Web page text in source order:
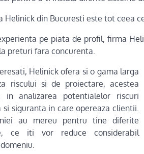
Helinick din Bucuresti este tot ceea
pe piata de profil, firma
preturi fara concurenta.
Helinick ofera si o gama larga
riscului si de proiectare, acestea
in analizarea potentialelor riscuri
siguranta in care opereaza clientii.
au mereu pentru tine diferite
ce iti vor reduce considerabil